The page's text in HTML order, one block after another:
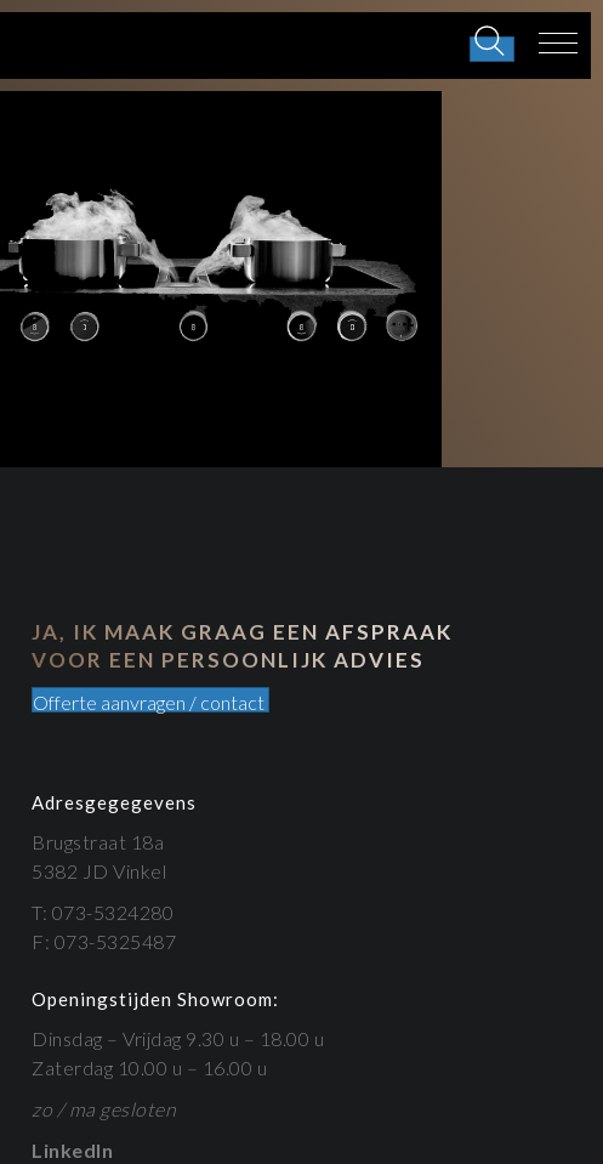
JA, IK MAAK GRAAG EEN AFSPRAAK
VOOR EEN PERSOONLIJK ADVIES
Offerte aanvragen / contact
Adresgegegevens
Brugstraat 18a
5382 JD Vinkel
T: 073-5324280
F: 073-5325487
Openingstijden Showroom:
Dinsdag – Vrijdag 9.30 u – 18.00 u
Zaterdag 10.00 u – 16.00 u
zo / ma gesloten
LinkedIn